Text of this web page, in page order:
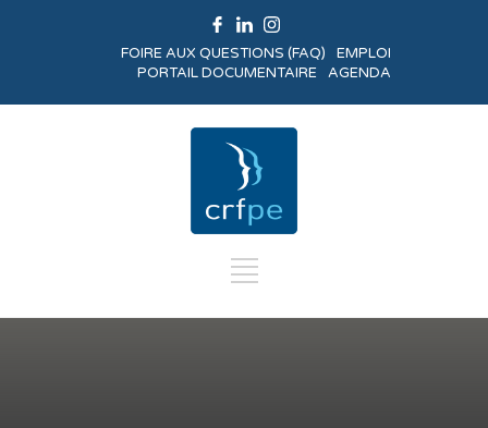
EMPLOI
FOIRE AUX QUESTIONS (FAQ)
AGENDA
PORTAIL DOCUMENTAIRE